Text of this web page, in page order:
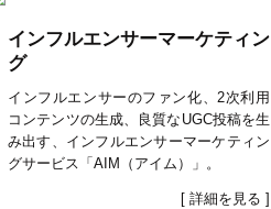
インフルエンサーマーケティン
グ
インフルエンサーのファン化、2次利用
コンテンツの生成、良質なUGC投稿を生
み出す、インフルエンサーマーケティン
グサービス「AIM（アイム）」。
[ 詳細を見る ]